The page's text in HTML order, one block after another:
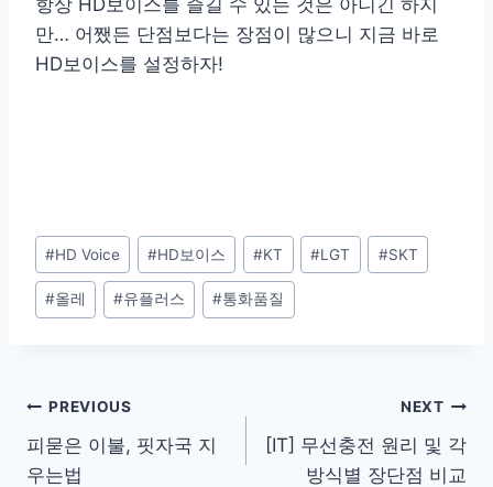
항상 HD보이스를 즐길 수 있는 것은 아니긴 하지
만… 어쨌든 단점보다는 장점이 많으니 지금 바로
HD보이스를 설정하자!
Post
Tags:
#HD Voice #HD보이스 #KT #LGT #SKT
#올레 #유플러스 #통화품질
Post
navigation
PREVIOUS
피묻은 이불, 핏자국 지
우는법
NEXT
[IT] 무선충전 원리 및 각
방식별 장단점 비교